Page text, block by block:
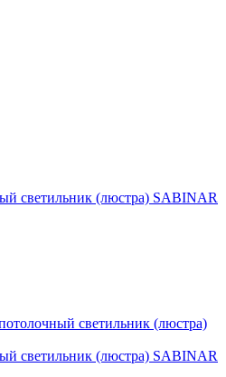
светильник (люстра) SABINAR
светильник (люстра) SABINAR